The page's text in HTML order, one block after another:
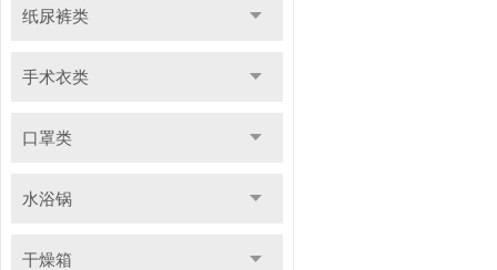
纸尿裤类
手术衣类
口罩类
水浴锅
干燥箱